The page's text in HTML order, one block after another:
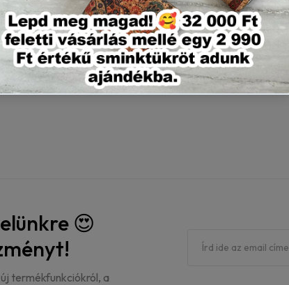
😍
termékfunkciókról, a